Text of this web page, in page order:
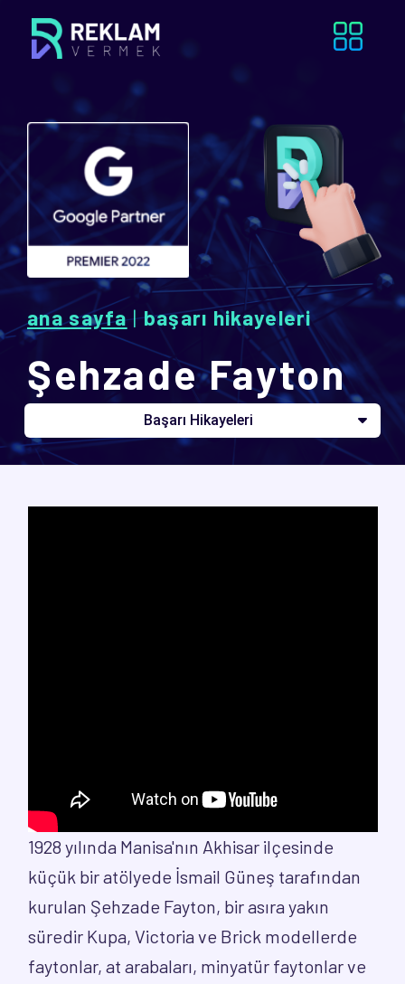
ana sayfa|başari hi̇kayeleri̇
Şehzade Fayton
Başarı Hikayeleri
1928 yılında Manisa'nın Akhisar ilçesinde
küçük bir atölyede İsmail Güneş tarafından
kurulan Şehzade Fayton, bir asıra yakın
süredir Kupa, Victoria ve Brick modellerde
faytonlar, at arabaları, minyatür faytonlar ve